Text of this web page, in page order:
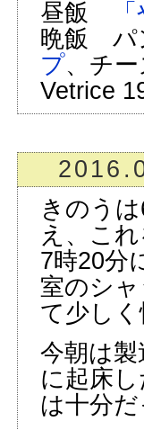
昼飯
晩飯 パ
プ、チ
Vetrice
きのう
え、こ
7時20分
室のシ
て少し
今朝は
に起床
は十分